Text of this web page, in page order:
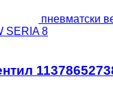
пневматски
SERIA 8